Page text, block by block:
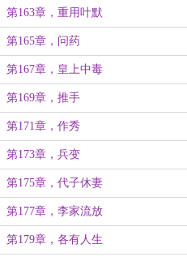
第163章，重用叶默
第165章，问药
第167章，皇上中毒
第169章，推手
第171章，作秀
第173章，兵变
第175章，代子休妻
第177章，李家流放
第179章，各有人生